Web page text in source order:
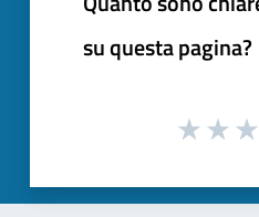
su questa pagina?